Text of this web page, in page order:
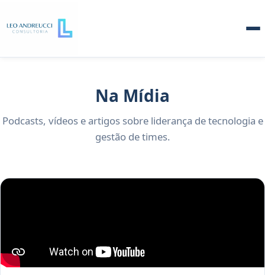
Na Mídia
Podcasts, vídeos e artigos sobre liderança de tecnologia e
gestão de times.